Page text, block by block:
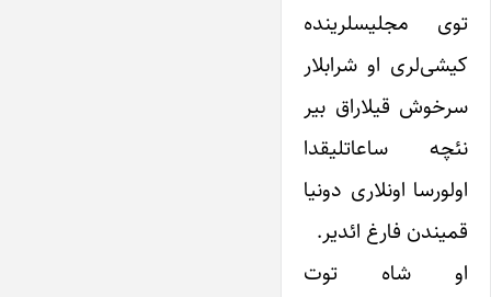
توی مجلیسلرینده
کیشی‌لری او شرابلار
سرخوش قیلاراق بیر
نئچه ساعاتلیقدا
اولورسا اونلاری دونیا
قمیندن فارغ ائدیر.
او شاه توت